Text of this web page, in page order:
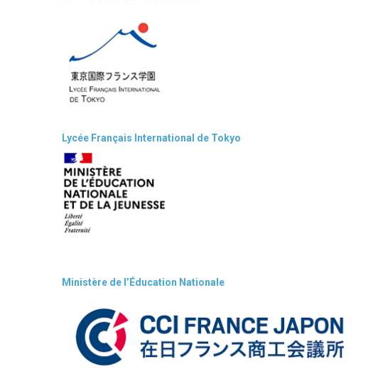
Lycée Français International de Tokyo
Ministère de l’Éducation Nationale